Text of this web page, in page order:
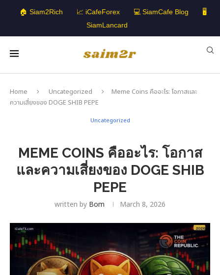
🏠 Siam2Rich 📈 iCafeForex 💻 SiamCafe Blog
🖥️
SiamLancard
Home Uncategorized
Meme Coins คืออะไร: โอกาสและ
ความเสี่ยงของ DOGE SHIB PEPE
Uncategorized
MEME COINS คืออะไร: โอกาส
และความเสี่ยงของ DOGE SHIB
PEPE
written by Bom March 8, 2026